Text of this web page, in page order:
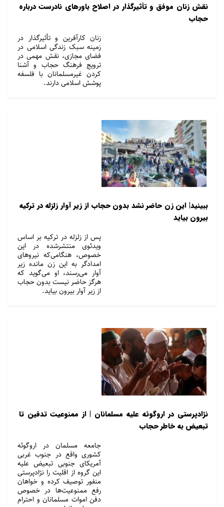
نقش زنان موفق و تأثیرگذار در اصلاح باورهای نادرست درباره
حجاب
زنان کارآفرین و تأثیرگذار در
زمینه سبک زندگی اسلامی در
فضای مجازی، نقش مهمی در
ترویج فرهنگ حجاب و آشنا
کردن غیرمسلمانان با فلسفه
پوشش اسلامی دارند.
ببینید| این زن حاضر نشد بدون حجاب از زیر آوار زلزله در ترکیه
بیرون بیاید
پس از زلزله در ترکیه بر اساس
ویدئوی منتشرشده در این
خصوص، هنگامی‌که نیروهای
امدادگر به این زن مانده زیر
آوار می‌رسند، او می‌گوید که
هرگز حاضر نیست بدون حجاب
از زیر آوار بیرون بیاید.
نژادپرستی در اروگوئه علیه مسلمانان | از ممنوعیت تدفین تا
تبعیض به خاطر حجاب
جامعه مسلمان در اروگوئه
کشوری واقع در جنوب غربی
آمریکای جنوبی تبعیض علیه
این گروه از اقلیت را نژادپرستی
منفور توصیف کرده و خواهان
رفع ممنوعیت‌ها در خصوص
دفن اموات مسلمانان و احترام